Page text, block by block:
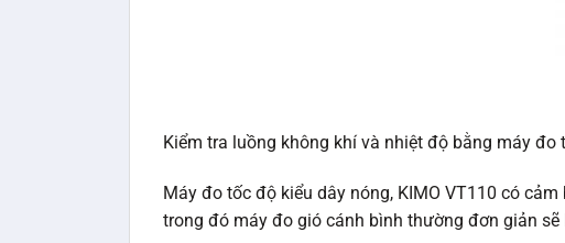
Kiểm tra luồng không khí và nhiệt độ bằng máy
Máy đo tốc độ kiểu dây nóng, KIMO VT110 có
trong đó máy đo gió cánh bình thường đơn giản sẽ